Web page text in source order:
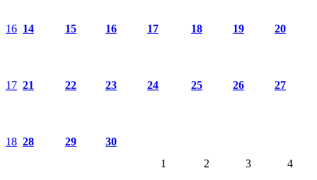
16 14 15 16 17 18 19 20
17 21 22 23 24 25 26 27
18 28 29
30
1
2 3 4